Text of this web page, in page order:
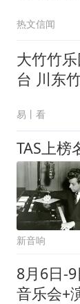
热文信闻
大竹竹
台 川东
易丨看
新音响
8月6日-
音乐会+